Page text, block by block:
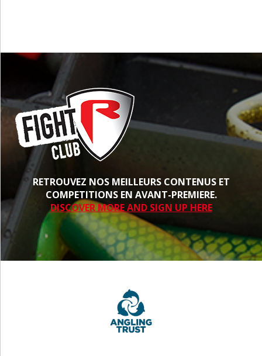
RETROUVEZ NOS MEILLEURS CONTENUS ET
COMPETITIONS EN AVANT-PREMIERE.
DISCOVER MORE AND SIGN UP HERE